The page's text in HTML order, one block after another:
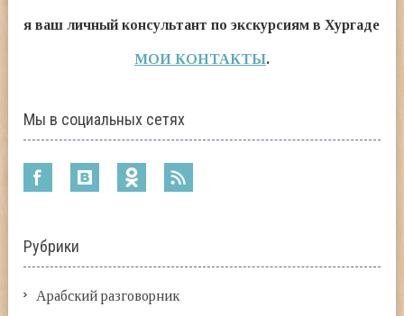
я ваш личный консультант по экскурсиям в Хургаде
МОИ КОНТАКТЫ.
Мы в социальных сетях
Рубрики
Арабский разговорник